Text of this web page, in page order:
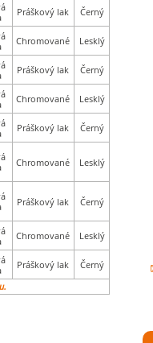
Práškový lak
Černý
Chromované
Lesklý
Práškový lak
Černý
Chromované
Lesklý
Práškový lak Černý
Chromované Lesklý
Práškový lak Černý
Chromované
Lesklý
Práškový lak
Černý